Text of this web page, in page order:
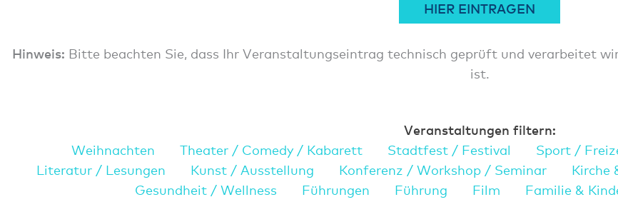
HIER EINTRAGEN
Hinweis: Bitte beachten Sie, dass Ihr Veranstaltungseintrag technisch geprüft und verarbeitet
ist.
Veranstaltungen filtern:
Weihnachten Theater / Comedy / Kabarett Stadtfest / Festival Sport /
Literatur / Lesungen
Kunst / Ausstellung Konferenz / Workshop / Seminar Kirche
Gesundheit / Wellness
Führungen Führung Film Familie &